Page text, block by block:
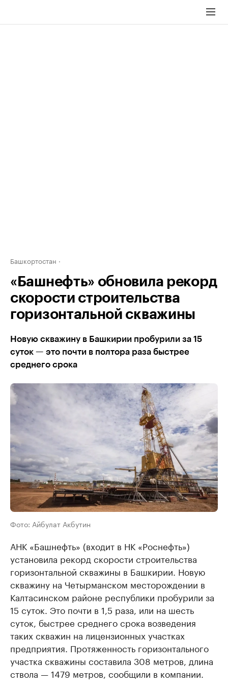
Башкортостан
«Башнефть» обновила рекорд
скорости строительства
горизонтальной скважины
Новую скважину в Башкирии пробурили за 15
суток — это почти в полтора раза быстрее
среднего срока
Фото: Айбулат Акбутин
АНК «Башнефть» (входит в НК «Роснефть»)
установила рекорд скорости строительства
горизонтальной скважины в Башкирии. Новую
скважину на Четырманском месторождении в
Калтасинском районе республики пробурили за
15 суток. Это почти в 1,5 раза, или на шесть
суток, быстрее среднего срока возведения
таких скважин на лицензионных участках
предприятия. Протяженность горизонтального
участка скважины составила 308 метров, длина
ствола — 1479 метров, сообщили в компании.